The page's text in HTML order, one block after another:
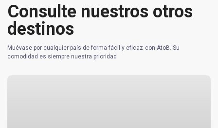
Consulte nuestros otros
destinos
Muévase por cualquier país de forma fácil y eficaz con AtoB. Su
comodidad es siempre nuestra prioridad